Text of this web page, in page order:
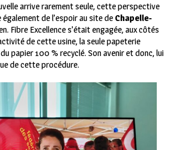
arrive rarement seule, cette perspective
de l’espoir au site de Chapelle-
Fibre Excellence s’était engagée, aux côtés
de cette usine, la seule papeterie
papier 100 % recyclé. Son avenir et donc, lui
de cette procédure.